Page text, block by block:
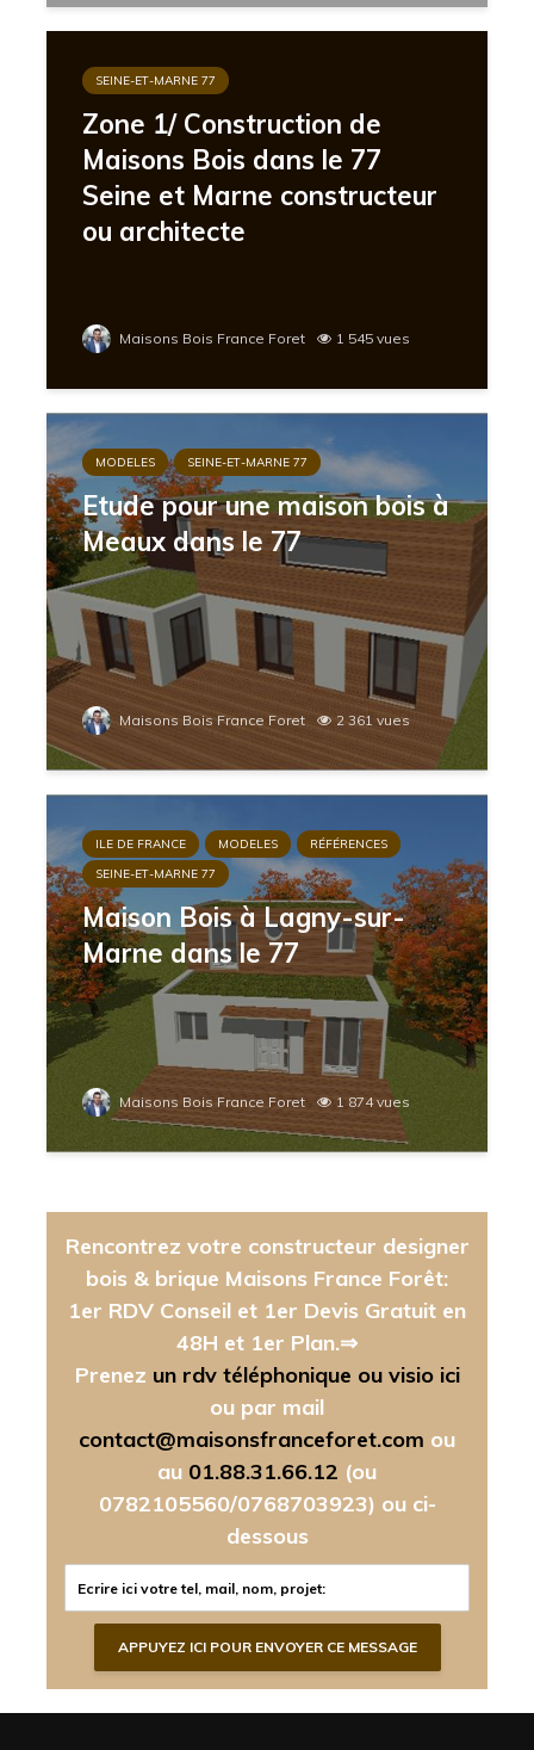
SEINE-ET-MARNE 77
Zone 1/ Construction de
Maisons Bois dans le 77
Seine et Marne constructeur
ou architecte
Maisons Bois France Foret 1 545 vues
MODELES SEINE-ET-MARNE 77
Etude pour une maison bois à
Meaux dans le 77
Maisons Bois France Foret 2 361 vues
ILE DE FRANCE MODELES
RÉFÉRENCES
SEINE-ET-MARNE 77
Maison Bois à Lagny-sur-
Marne dans le 77
Maisons Bois France Foret 1 874 vues
Rencontrez votre constructeur designer
bois & brique Maisons France Forêt:
1er RDV Conseil et 1er Devis Gratuit en
48H et 1er Plan.⇒
Prenez un rdv téléphonique ou visio ici
ou par mail
contact@maisonsfranceforet.com ou
au 01.88.31.66.12 (ou
0782105560/0768703923) ou ci-
dessous